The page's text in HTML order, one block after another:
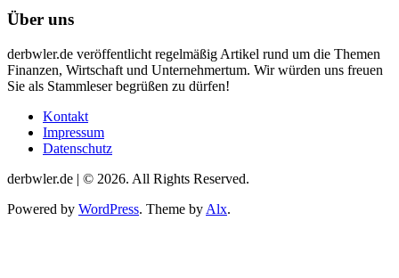
Über uns
derbwler.de veröffentlicht regelmäßig Artikel rund um die Themen
Finanzen, Wirtschaft und Unternehmertum. Wir würden uns freuen
Sie als Stammleser begrüßen zu dürfen!
Kontakt
Impressum
Datenschutz
derbwler.de | © 2026. All Rights Reserved.
Powered by WordPress. Theme by Alx.